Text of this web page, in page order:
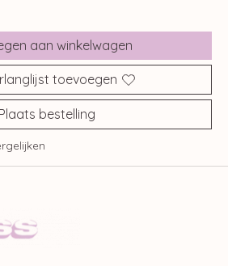
aan winkelwagen
toevoegen
Plaats bestelling